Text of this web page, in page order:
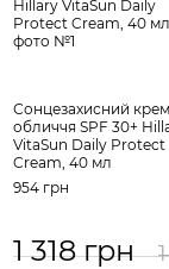
Сонцезахисний
обличчя SPF 30+
VitaSun Daily Protect
Cream, 40 мл
954 грн
1 318 грн